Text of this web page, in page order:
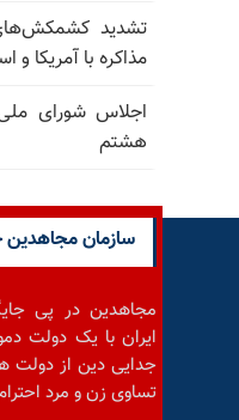
تشدید
مذاکره با آمریکا و
اجلاس شورای
هشتم
سازمان مجاهدین
مجاهدین در پی
ایران با یک دولت
جدایی دین از دولت
تساوی زن و مرد